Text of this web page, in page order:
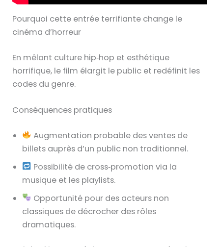
Pourquoi cette entrée terrifiante change le
cinéma d’horreur
En mêlant culture hip‑hop et esthétique
horrifique, le film élargit le public et redéfinit les
codes du genre.
Conséquences pratiques
Augmentation probable des ventes de
billets auprès d’un public non traditionnel.
Possibilité de cross‑promotion via la
musique et les playlists.
Opportunité pour des acteurs non
classiques de décrocher des rôles
dramatiques.